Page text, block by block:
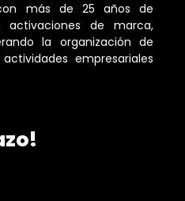
más de 25 años de
activaciones de marca,
la organización de
empresariales